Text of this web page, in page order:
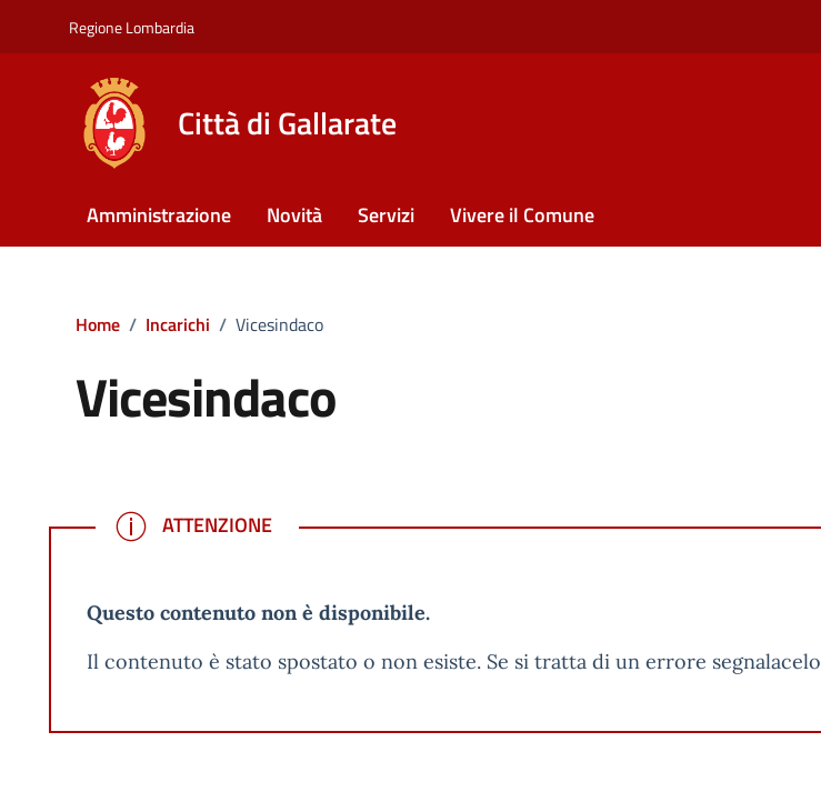
Regione Lombardia
Città di Gallarate
Amministrazione Novità Servizi Vivere il Comune
Home / Incarichi / Vicesindaco
Vicesindaco
ATTENZIONE
ATTENZIONE
Questo contenuto non è disponibile.
Il contenuto è stato spostato o non esiste. Se si tratta di un errore